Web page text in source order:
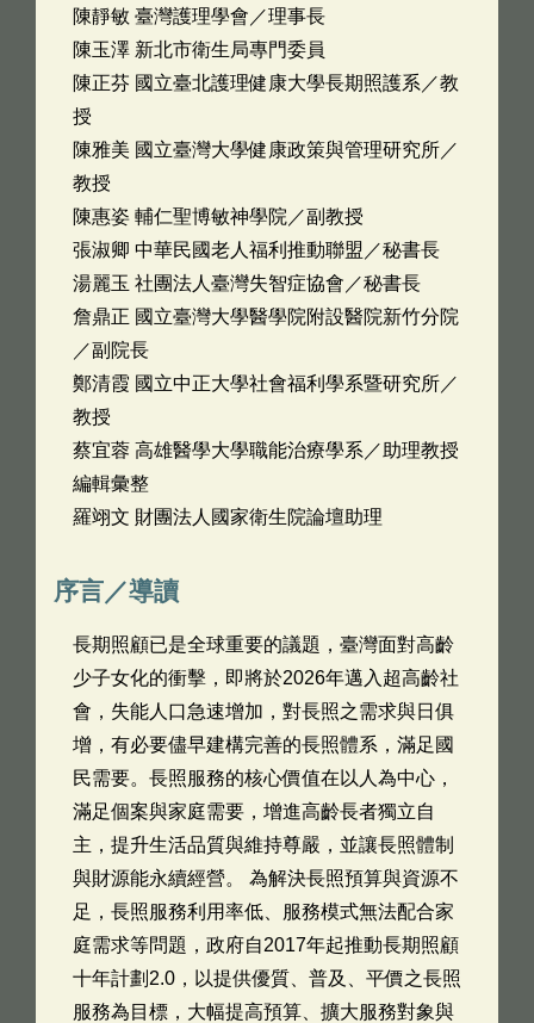
陳靜敏 臺灣護理學會／理事長
陳玉澤 新北市衛生局專門委員
陳正芬 國立臺北護理健康大學長期照護系／教
授
陳雅美 國立臺灣大學健康政策與管理研究所／
教授
陳惠姿 輔仁聖博敏神學院／副教授
張淑卿 中華民國老人福利推動聯盟／秘書長
湯麗玉 社團法人臺灣失智症協會／秘書長
詹鼎正 國立臺灣大學醫學院附設醫院新竹分院
／副院長
鄭清霞 國立中正大學社會福利學系暨研究所／
教授
蔡宜蓉 高雄醫學大學職能治療學系／助理教授
編輯彙整
羅翊文 財團法人國家衛生院論壇助理
序言／導讀
長期照顧已是全球重要的議題，臺灣面對高齡
少子女化的衝擊，即將於2026年邁入超高齡社
會，失能人口急速增加，對長照之需求與日俱
增，有必要儘早建構完善的長照體系，滿足國
民需要。長照服務的核心價值在以人為中心，
滿足個案與家庭需要，增進高齡長者獨立自
主，提升生活品質與維持尊嚴，並讓長照體制
與財源能永續經營。 為解決長照預算與資源不
足，長照服務利用率低、服務模式無法配合家
庭需求等問題，政府自2017年起推動長期照顧
十年計劃2.0，以提供優質、普及、平價之長照
服務為目標，大幅提高預算、擴大服務對象與